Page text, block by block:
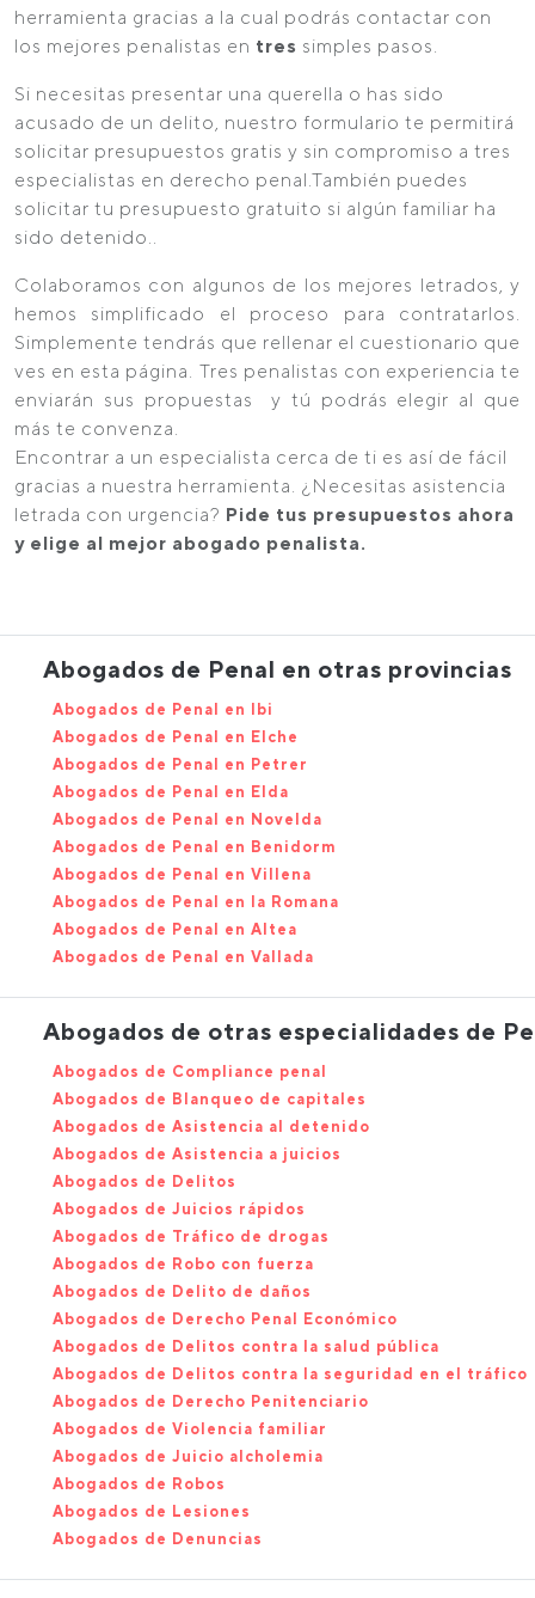
herramienta gracias a la cual podrás contactar con
los mejores penalistas en tres simples pasos.
Si necesitas presentar una querella o has sido
acusado de un delito, nuestro formulario te permitirá
solicitar presupuestos gratis y sin compromiso a tres
especialistas en derecho penal.También puedes
solicitar tu presupuesto gratuito si algún familiar ha
sido detenido..
Colaboramos con algunos de los mejores letrados, y
hemos simplificado el proceso para contratarlos.
Simplemente tendrás que rellenar el cuestionario que
ves en esta página. Tres penalistas con experiencia te
enviarán sus propuestas y tú podrás elegir al que
más te convenza.
Encontrar a un especialista cerca de ti es así de fácil
gracias a nuestra herramienta. ¿Necesitas asistencia
letrada con urgencia? Pide tus presupuestos ahora
y elige al mejor abogado penalista.
Abogados de Penal en otras provincias
Abogados de Penal en Ibi
Abogados de Penal en Elche
Abogados de Penal en Petrer
Abogados de Penal en Elda
Abogados de Penal en Novelda
Abogados de Penal en Benidorm
Abogados de Penal en Villena
Abogados de Penal en la Romana
Abogados de Penal en Altea
Abogados de Penal en Vallada
Abogados de otras especialidades de
Abogados de Compliance penal
Abogados de Blanqueo de capitales
Abogados de Asistencia al detenido
Abogados de Asistencia a juicios
Abogados de Delitos
Abogados de Juicios rápidos
Abogados de Tráfico de drogas
Abogados de Robo con fuerza
Abogados de Delito de daños
Abogados de Derecho Penal Económico
Abogados de Delitos contra la salud pública
Abogados de Delitos contra la seguridad en el tráfico
Abogados de Derecho Penitenciario
Abogados de Violencia familiar
Abogados de Juicio alcholemia
Abogados de Robos
Abogados de Lesiones
Abogados de Denuncias